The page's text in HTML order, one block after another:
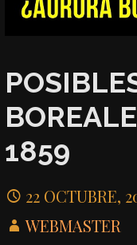
1859
22 OCTUBRE,
WEBMASTER